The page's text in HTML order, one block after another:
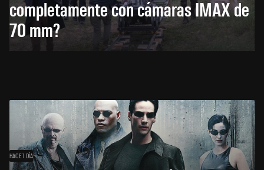
completamente con cámaras IMAX de
70 mm?
HACE 1 DÍA